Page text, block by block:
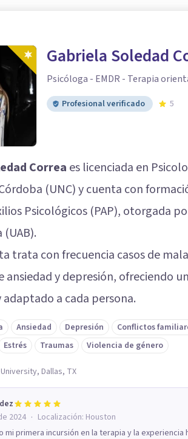
Gabriela Soledad
Psicóloga - EMDR - Terapia
Profesional verificado 5
Correa es licenciada en
(UNC) y cuenta con
Psicológicos (PAP), otorgada
trata con frecuencia casos de
ansiedad y depresión, ofreciendo
a cada persona.
Ansiedad Depresión Conflictos
Estrés Traumas Violencia de género
Dallas, TX
2024 · Localización: Houston
mi primera incursión en la terapia y la experiencia